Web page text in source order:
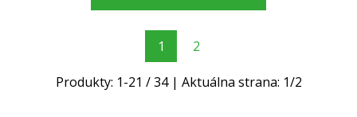
1 2
Produkty: 1-21 /34| Aktuálna strana: 1/2